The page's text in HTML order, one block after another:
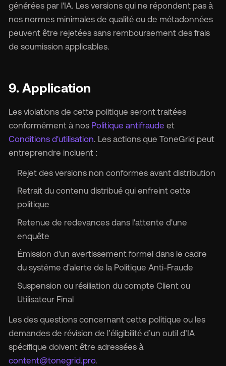
générées par l'IA. Les versions qui ne répondent pas à
nos normes minimales de qualité ou de métadonnées
peuvent être rejetées sans remboursement des frais
de soumission applicables.
9. Application
Les violations de cette politique seront traitées
conformément à nos Politique antifraude et
Conditions d'utilisation. Les actions que ToneGrid peut
entreprendre incluent :
Rejet des versions non conformes avant distribution
Retrait du contenu distribué qui enfreint cette
politique
Retenue de redevances dans l'attente d'une
enquête
Émission d'un avertissement formel dans le cadre
du système d'alerte de la Politique Anti-Fraude
Suspension ou résiliation du compte Client ou
Utilisateur Final
Les des questions concernant cette politique ou les
demandes de révision de l’éligibilité d’un outil d’IA
spécifique doivent être adressées à
content@tonegrid.pro.